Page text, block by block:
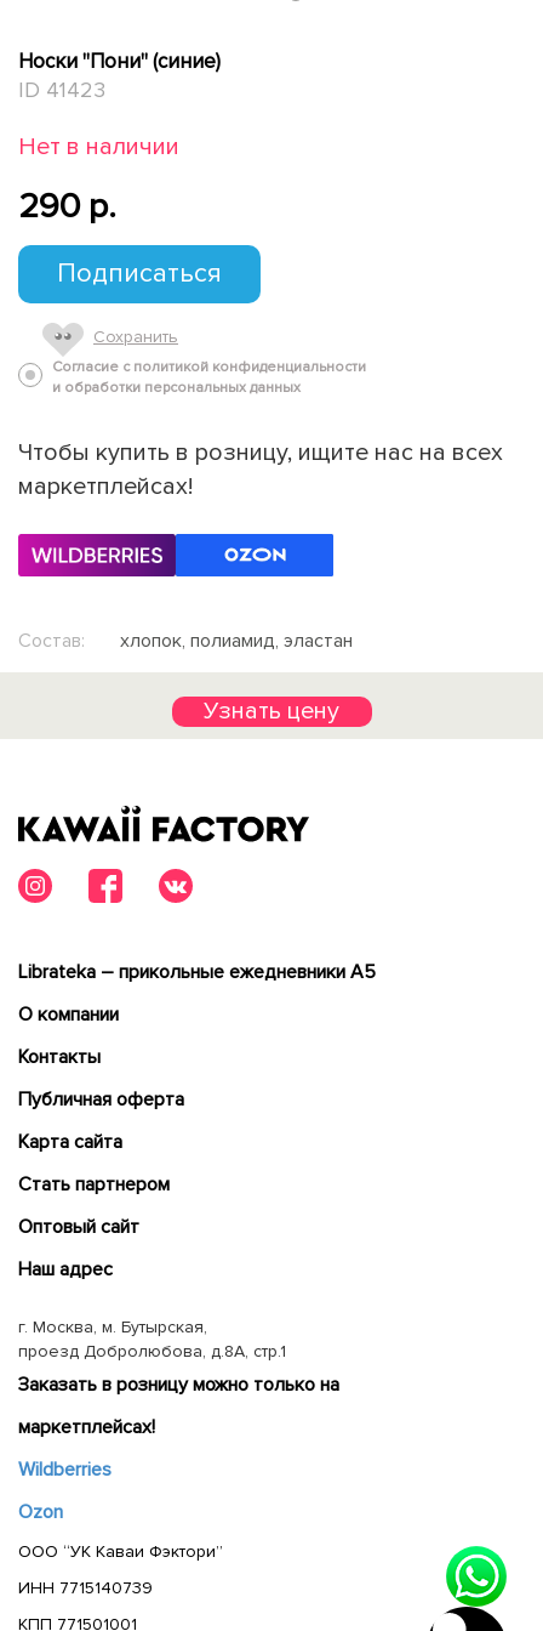
Носки "Пони" (синие)
ID 41423
Нет в наличии
290 p.
Подписаться
Сохранить
Согласие с политикой конфиденциальности
и обработки персональных данных
Чтобы купить в розницу, ищите нас на всех
маркетплейсах!
Состав: хлопок, полиамид, эластан
Узнать цену
Librateka – прикольные ежедневники А5
О компании
Контакты
Публичная оферта
Карта сайта
Cтать партнером
Оптовый сайт
Наш адрес
г. Москва, м. Бутырская,
проезд Добролюбова, д.8А, стр.1
Заказать в розницу можно только на
маркетплейсах!
Wildberries
Ozon
ООО “УК Каваи Фэктори”
ИНН 7715140739
КПП 771501001